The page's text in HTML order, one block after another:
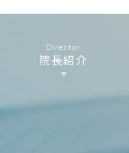
Director
院長紹介